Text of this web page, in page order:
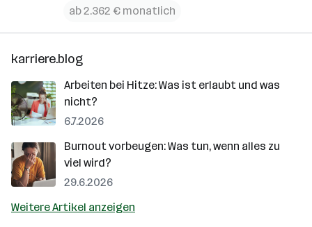
ab 2.362 € monatlich
karriere.blog
Arbeiten bei Hitze: Was ist erlaubt und was
nicht?
6.7.2026
Burnout vorbeugen: Was tun, wenn alles zu
viel wird?
29.6.2026
Weitere Artikel anzeigen